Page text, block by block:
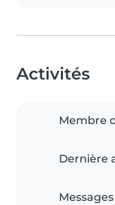
Activités
Membre
Dernière